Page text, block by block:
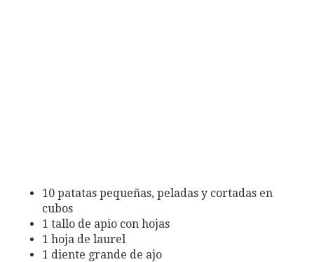
10 patatas pequeñas, peladas y cortadas en
cubos
1 tallo de apio con hojas
1 hoja de laurel
1 diente grande de ajo